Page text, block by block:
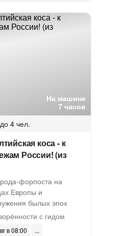
На машине
7 часов
до 4 чел.
коса - к
России! (из
форпоста на
Европы и
былых эпох
с гидом
в 08:00